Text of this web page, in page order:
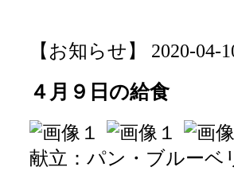
【お知らせ】 2020-04-
４月９日の給食
献立：パン・ブルーベ